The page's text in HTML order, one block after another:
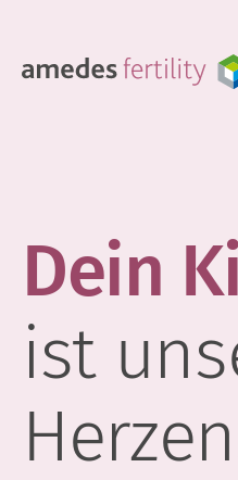
Dein
ist